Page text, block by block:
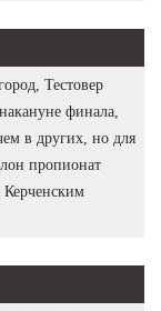
Тестовер
финала,
в других, но для
пропионат
Керченским